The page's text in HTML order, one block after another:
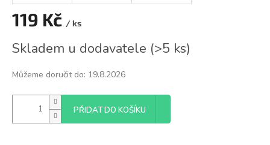
119 Kč / ks
cena:
Skladem u dodavatele (>5 ks)
Můžeme doručit do: 19.8.2026
PŘIDAT DO KOŠÍKU